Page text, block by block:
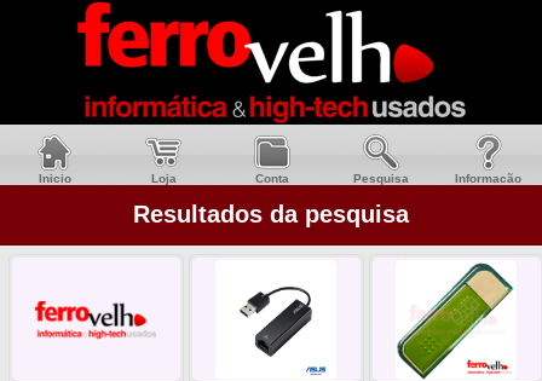
Inicio Loja Conta Pesquisa Informacão
Resultados da pesquisa